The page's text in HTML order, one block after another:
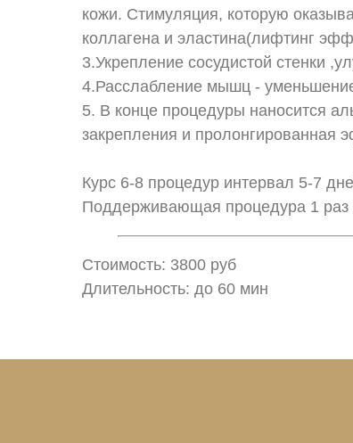
кожи. Стимуляция, которую
коллагена и эластина(лифтинг
3.Укрепление сосудистой стенки
4.Расслабление мышц -
5. В конце процедуры наносится
закрепления и пролонгированная
Курс 6-8 процедур интервал 5-7
Поддерживающая процедура 1 раз
Стоимость: 3800 руб
Длительность: до 60 мин